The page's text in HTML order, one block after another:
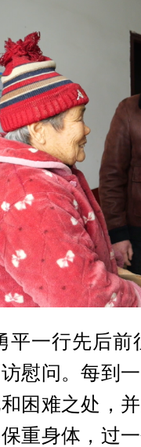
平一行先后前
慰问。每到
困难之处，
重身体，过